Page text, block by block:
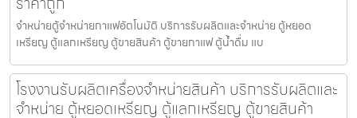
จำหน่ายตู้จำหน่ายกาแฟ​อัตโนมัติ บริการรับผลิตและจำหน่าย ตู้หยอด
เหรียญ ตู้แลกเหรียญ ตู้ขายสินค้า ตู้ขายกาแฟ ตู้น้ำดื่ม แบ
โรงงานรับผลิตเครื่องจำหน่ายสินค้า บริการรับผลิตและ
จำหน่าย ตู้หยอดเหรียญ ตู้แลกเหรียญ ตู้ขายสินค้า